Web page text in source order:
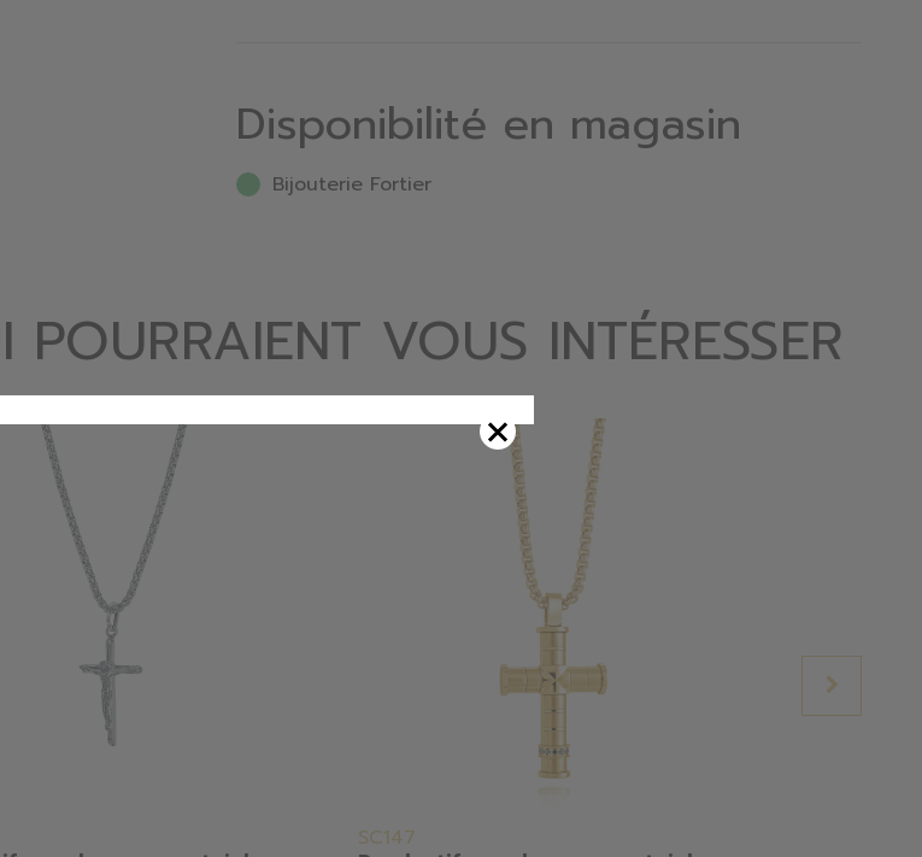
Disponibilité en magasin
Bijouterie Fortier
VOUS INTÉRESSER
SC147